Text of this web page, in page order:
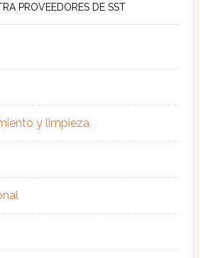
PROVEEDORES DE SST
y limpieza